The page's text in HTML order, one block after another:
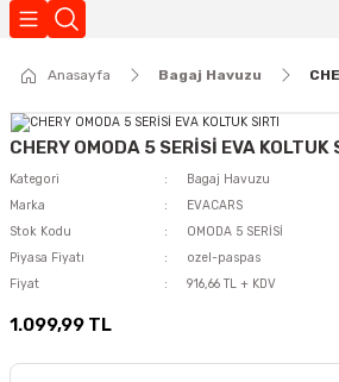
Anasayfa Bagaj Havuzu
CHERY OMODA 5 SERİSİ EVA KOLTUK
Kategori
Bagaj Havuzu
Marka
EVACARS
Stok Kodu
OMODA 5 SERİSİ
Piyasa Fiyatı
ozel-paspas
Fiyat
916,66 TL + KDV
1.099,99 TL